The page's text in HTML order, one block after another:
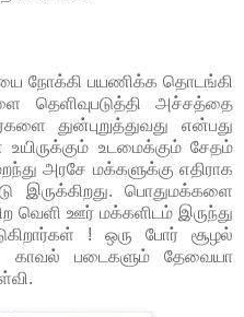
நோக்கி பயணிக்க தொடங்கி
தெளிவுபடுத்தி அச்சத்தை
துன்புறுத்துவது என்பது
உடமைக்கும் சேதம்
அரசே மக்களுக்கு எதிராக
இருக்கிறது. பொதுமக்களை
வெளி ஊர் மக்களிடம் இருந்து
! ஒரு போர் சூழல்
காவல் படைகளும் தேவையா